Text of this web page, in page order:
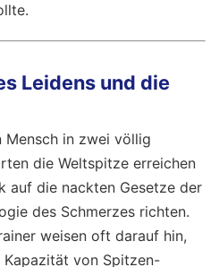
Leidens und die
Mensch in zwei völlig
die Weltspitze erreichen
auf die nackten Gesetze der
des Schmerzes richten.
weisen oft darauf hin,
von Spitzen-